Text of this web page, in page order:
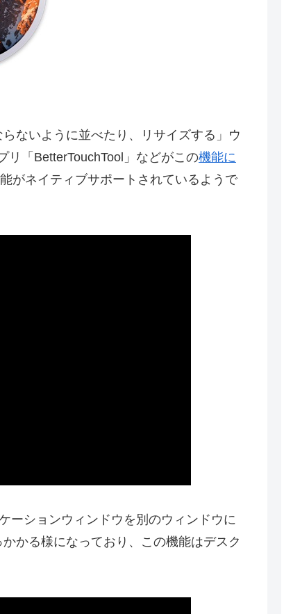
ないように並べたり、リサイズする」ウ
リ「BetterTouchTool」などがこの機能に
がネイティブサポートされているようで
ーションウィンドウを別のウィンドウに
かる様になっており、この機能はデスク